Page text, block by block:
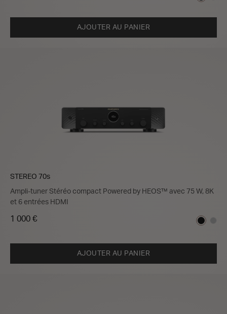
AJOUTER AU PANIER
STEREO 70s
Ampli-tuner Stéréo compact Powered by HEOS™ avec 75 W, 8K
et 6 entrées HDMI
1 000 €
AJOUTER AU PANIER